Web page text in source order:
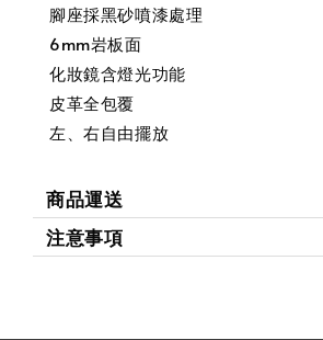
腳座採黑砂噴漆處理
6mm岩板面
化妝鏡含燈光功能
皮革全包覆
左、右自由擺放
商品運送
注意事項